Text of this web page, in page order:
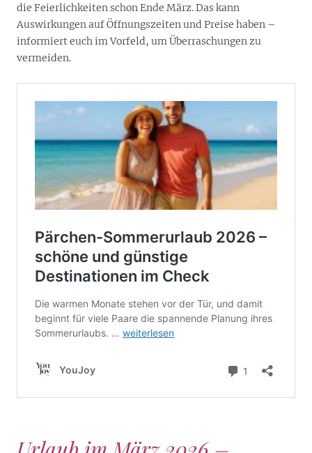
die Feierlichkeiten schon Ende März. Das kann
Auswirkungen auf Öffnungszeiten und Preise haben –
informiert euch im Vorfeld, um Überraschungen zu
vermeiden.